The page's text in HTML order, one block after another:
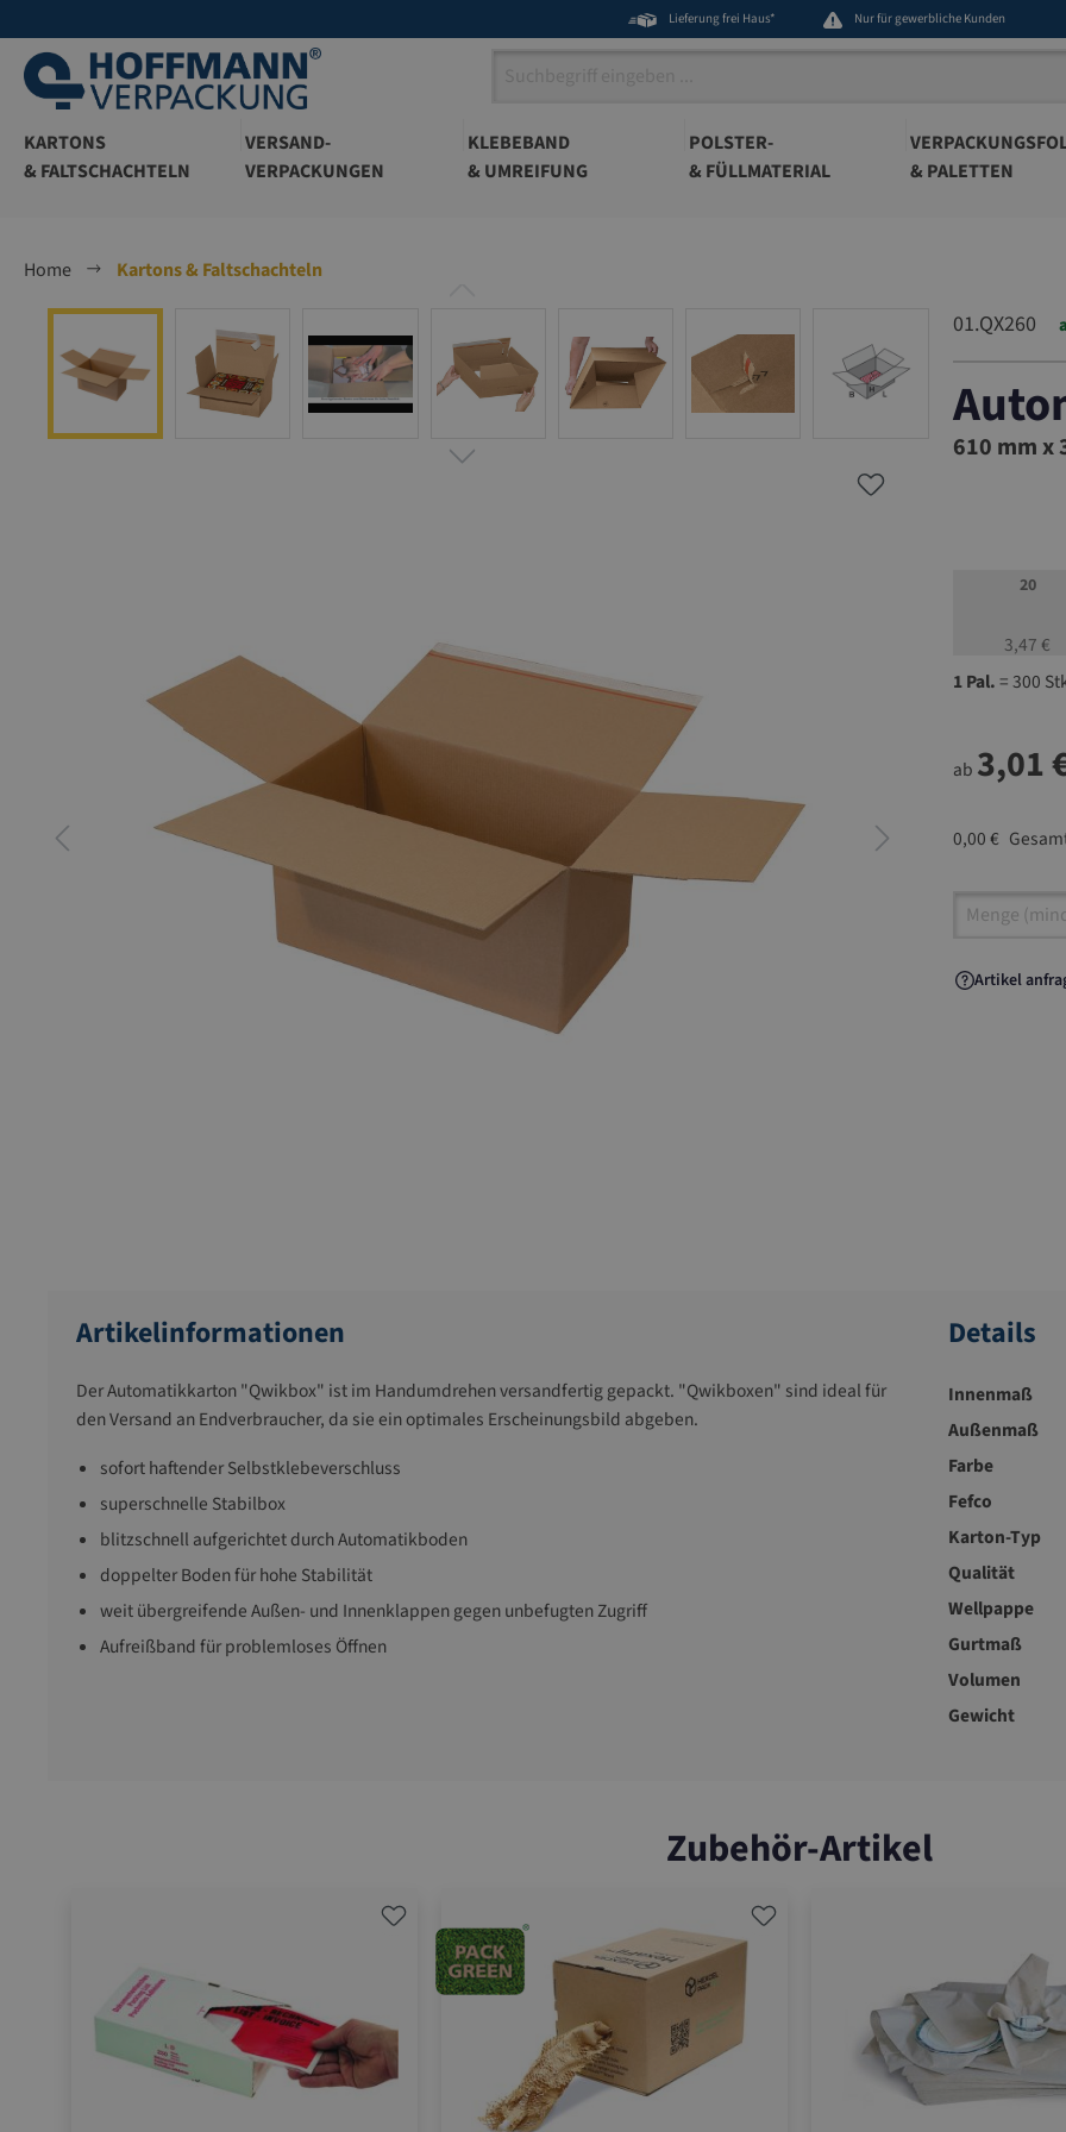
Lieferung frei Haus* Nur für gewerbliche Kunden
KARTONS
& FALTSCHACHTELN
VERSAND-
VERPACKUNGEN
KLEBEBAND
& UMREIFUNG
POLSTER-
& FÜLLMATERIAL
& PALETTEN
Home
Kartons & Faltschachteln
Bildergalerie überspringen
01.QX260
01.QX260
610 mm x
20
3,47 €
1 Pal.= 300
ab 3,01
0,00 €
Artikel
Artikel
Artikelinformationen
Der Automatikkarton "Qwikbox" ist im Handumdrehen versandfertig gepackt. "Qwikboxen" sind ideal für
den Versand an Endverbraucher, da sie ein optimales Erscheinungsbild abgeben.
sofort haftender Selbstklebeverschluss
superschnelle Stabilbox
blitzschnell aufgerichtet durch Automatikboden
doppelter Boden für hohe Stabilität
weit übergreifende Außen- und Innenklappen gegen unbefugten Zugriff
Aufreißband für problemloses Öffnen
Details
Innenmaß
Außenmaß
Farbe
Fefco
Karton-Typ
Qualität
Wellpappe
Gurtmaß
Volumen
Gewicht
Zubehör-Artikel